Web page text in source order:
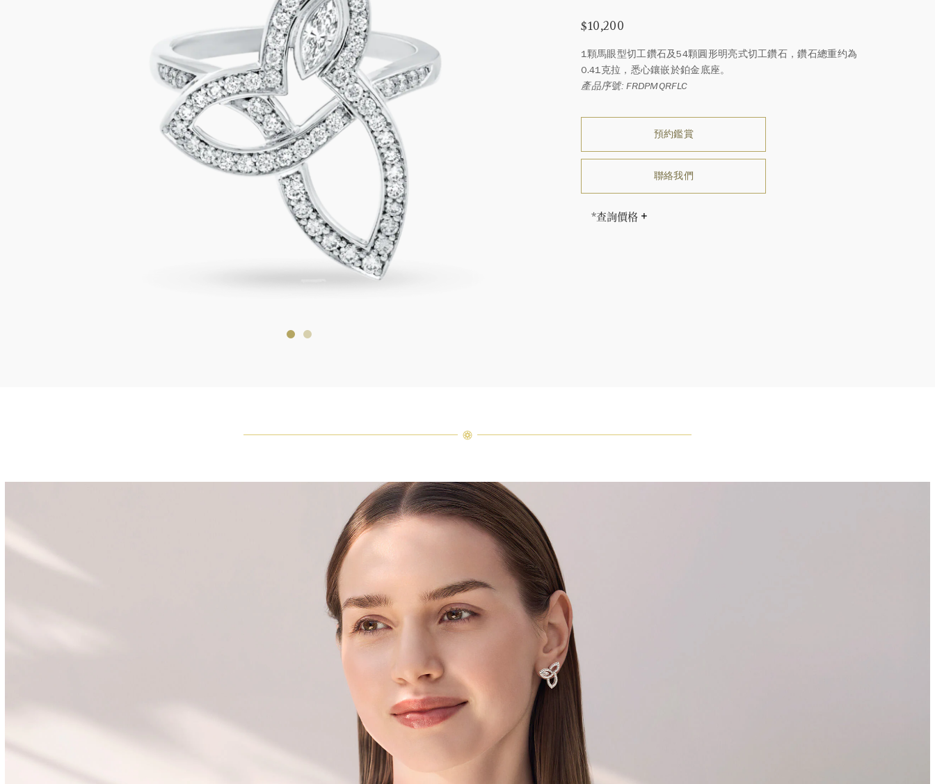
$10,200
1顆馬眼型切工鑽石及54顆圓形明亮式切工鑽石，鑽石總重约為
0.41克拉，悉心鑲嵌於鉑金底座。
產品序號: FRDPMQRFLC
預約鑑賞
聯絡我們
*查詢價格